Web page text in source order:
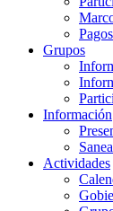
Grupos
Información
Actividades